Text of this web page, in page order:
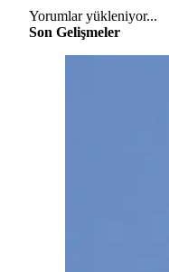
Yorumlar yükleniyor...
Son Gelişmeler